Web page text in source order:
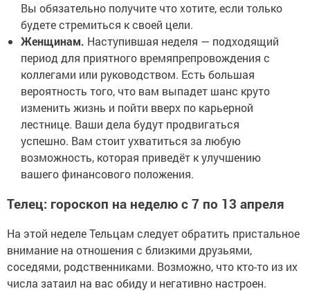
Вы обязательно получите что хотите, если только
будете стремиться к своей цели.
Женщинам. Наступившая неделя — подходящий
период для приятного времяпрепровождения с
коллегами или руководством. Есть большая
вероятность того, что вам выпадет шанс круто
изменить жизнь и пойти вверх по карьерной
лестнице. Ваши дела будут продвигаться
успешно. Вам стоит ухватиться за любую
возможность, которая приведёт к улучшению
вашего финансового положения.
Телец: гороскоп на неделю с 7 по 13 апреля
На этой неделе Тельцам следует обратить пристальное
внимание на отношения с близкими друзьями,
соседями, родственниками. Возможно, что кто-то из их
числа затаил на вас обиду и негативно настроен.